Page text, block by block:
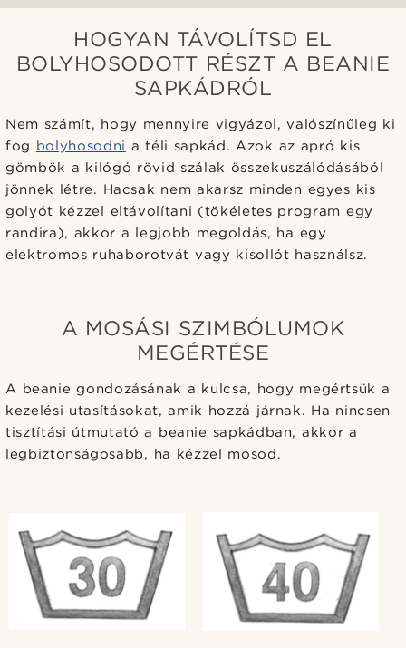
HOGYAN TÁVOLÍTSD EL
BOLYHOSODOTT RÉSZT A BEANIE
SAPKÁDRÓL
Nem számít, hogy mennyire vigyázol, valószínűleg ki
fog bolyhosodni a téli sapkád. Azok az apró kis
gömbök a kilógó rövid szálak összekuszálódásából
jönnek létre. Hacsak nem akarsz minden egyes kis
golyót kézzel eltávolítani (tökéletes program egy
randira), akkor a legjobb megoldás, ha egy
elektromos ruhaborotvát vagy kisollót használsz.
A MOSÁSI SZIMBÓLUMOK
MEGÉRTÉSE
A beanie gondozásának a kulcsa, hogy megértsük a
kezelési utasításokat, amik hozzá járnak. Ha nincsen
tisztítási útmutató a beanie sapkádban, akkor a
legbiztonságosabb, ha kézzel mosod.